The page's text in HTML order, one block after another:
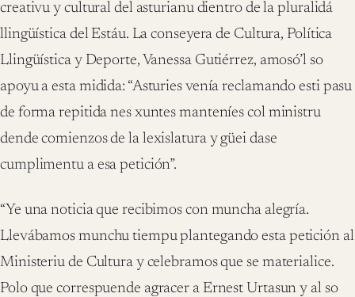
creativu y cultural del asturianu dientro de la pluralidá
llingüística del Estáu. La conseyera de Cultura, Política
Llingüística y Deporte, Vanessa Gutiérrez, amosó’l so
apoyu a esta midida: “Asturies venía reclamando esti pasu
de forma repitida nes xuntes manteníes col ministru
dende comienzos de la lexislatura y güei dase
cumplimentu a esa petición”.
“Ye una noticia que recibimos con muncha alegría.
Llevábamos munchu tiempu plantegando esta petición al
Ministeriu de Cultura y celebramos que se materialice.
Polo que correspuende agracer a Ernest Urtasun y al so